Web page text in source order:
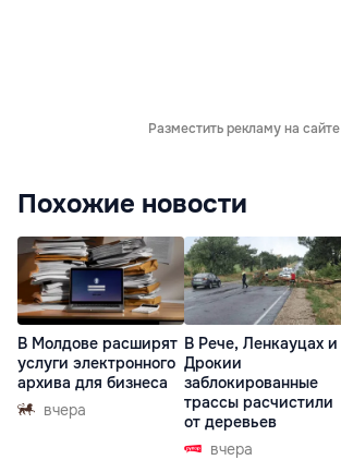
Разместить рекламу на сайте
Похожие новости
В Молдове расширят
услуги электронного
архива для бизнеса
вчера
В Рече, Ленкауцах и
Дрокии
заблокированные
трассы расчистили
от деревьев
вчера